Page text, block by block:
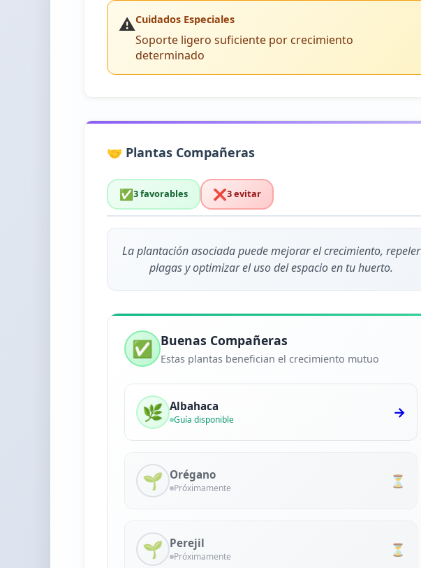
⚠️Cuidados Especiales
Soporte ligero suficiente por crecimiento
determinado
🤝 Plantas Compañeras
✅3 favorables ❌3 evitar
La plantación asociada puede mejorar el crecimiento, repeler
plagas y optimizar el uso del espacio en tu huerto.
✅ Buenas Compañeras
Estas plantas benefician el crecimiento mutuo
🌿 Albahaca
Guía disponible →
🌱 Orégano
Próximamente ⏳
🌱 Perejil
Próximamente ⏳